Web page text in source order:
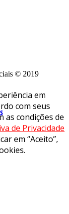
© 2019
em
com seus
as condições de
de Privacidade
em “Aceito”,